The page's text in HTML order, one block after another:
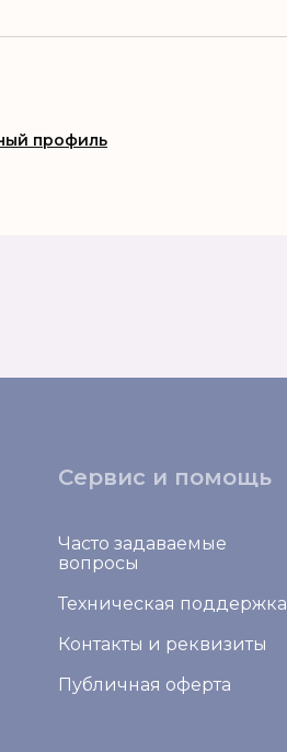
профиль
Сервис и помощь
Часто задаваемые
вопросы
Техническая поддержка
Контакты и реквизиты
Публичная оферта